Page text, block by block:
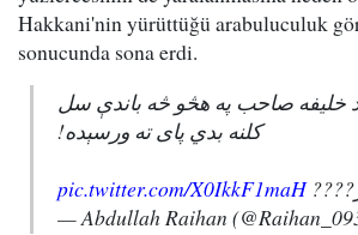
Hakkani'nin yürüttüğü arabuluculuk
sonucunda sona erdi.
د خلیفه صاحب په هڅو څه باندې سل
کلنه بدي پای ته ورسېده!
pic.twitter.com/X0IkkF1maH
— Abdullah Raihan